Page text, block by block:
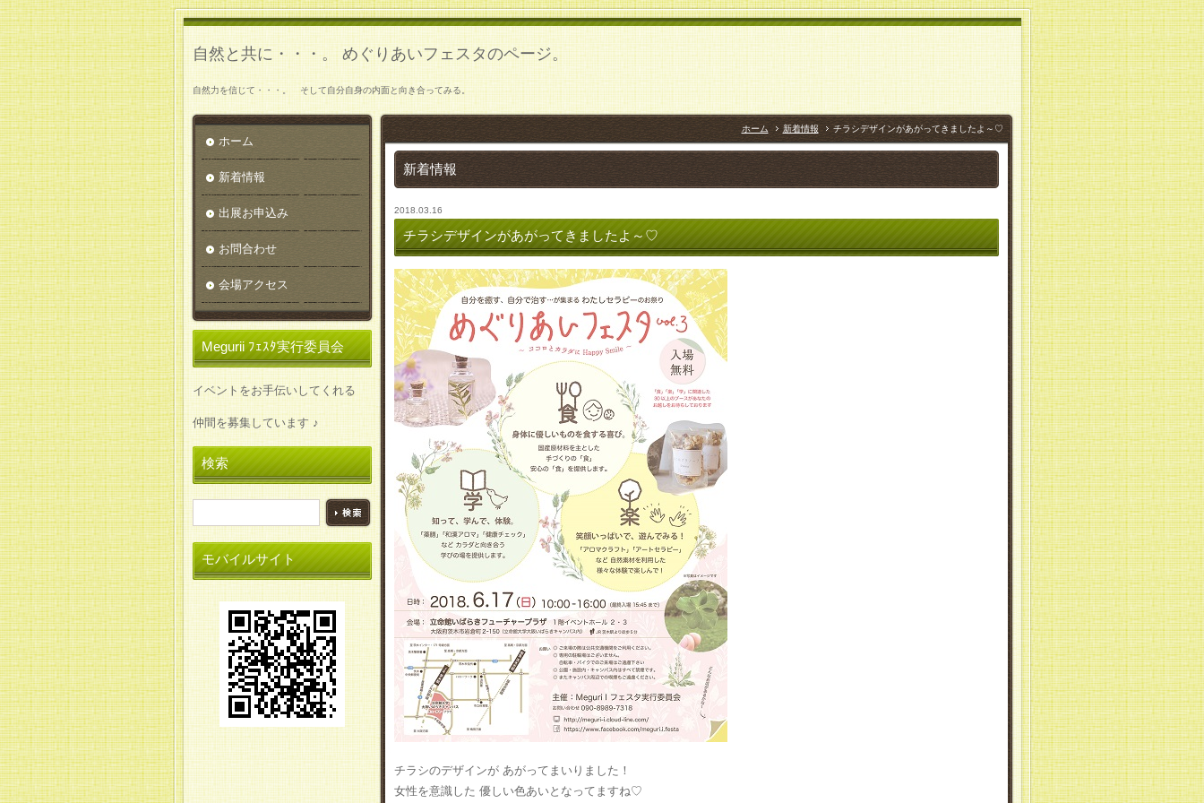
自然と共に・・・。 めぐりあいフェスタのページ。
自然力を信じて・・・。 そして自分自身の内面と向き合ってみる。
ホーム 新着情報 チラシデザインがあがってきましたよ～♡
新着情報
2018.03.16
チラシデザインがあがってきましたよ～♡
チラシのデザインが あがってまいりました！
女性を意識した 優しい色あいとなってますね♡
ホーム
新着情報
出展お申込み
お問合わせ
会場アクセス
Megurii ﾌｪｽﾀ実行委員会
イベントをお手伝いしてくれる
仲間を募集しています ♪
検索
モバイルサイト